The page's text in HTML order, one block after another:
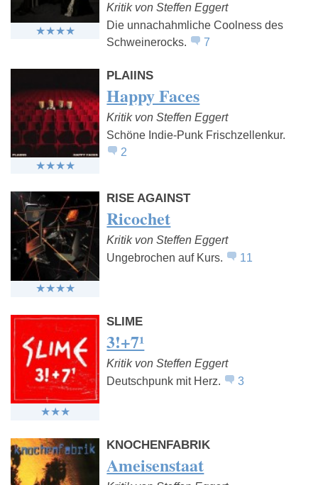
Kritik von Steffen Eggert
Die unnachahmliche Coolness des
Schweinerocks.
7
PLAIINS
Happy Faces
Kritik von Steffen Eggert
Schöne Indie-Punk Frischzellenkur.
2
RISE AGAINST
Ricochet
Kritik von Steffen Eggert
Ungebrochen auf Kurs.
11
SLIME
3!+7¹
Kritik von Steffen Eggert
Deutschpunk mit Herz.
3
KNOCHENFABRIK
Ameisenstaat